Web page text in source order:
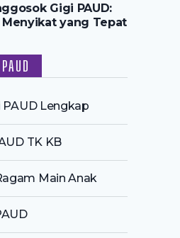
Gigi PAUD:
yang Tepat
Lengkap
TK KB
Main Anak